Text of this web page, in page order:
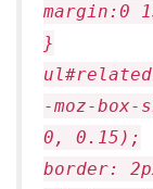
margin:0
}
-moz-
0, 0.15);
border: